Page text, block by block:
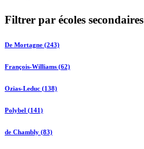
Filtrer par écoles secondaires
De Mortagne (243)
François-Williams (62)
Ozias-Leduc (138)
Polybel (141)
de Chambly (83)